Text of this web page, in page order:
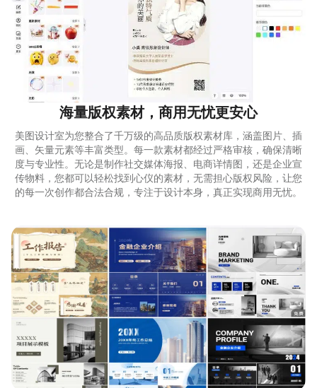
海量版权素材，商用无忧更安心
美图设计室为您整合了千万级的高品质版权素材库，涵盖图片、插
画、矢量元素等丰富类型。每一款素材都经过严格审核，确保清晰
度与专业性。无论是制作社交媒体海报、电商详情图，还是企业宣
传物料，您都可以轻松找到心仪的素材，无需担心版权风险，让您
的每一次创作都合法合规，专注于设计本身，真正实现商用无忧。